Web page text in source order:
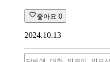
좋아요 0
2024.10.13